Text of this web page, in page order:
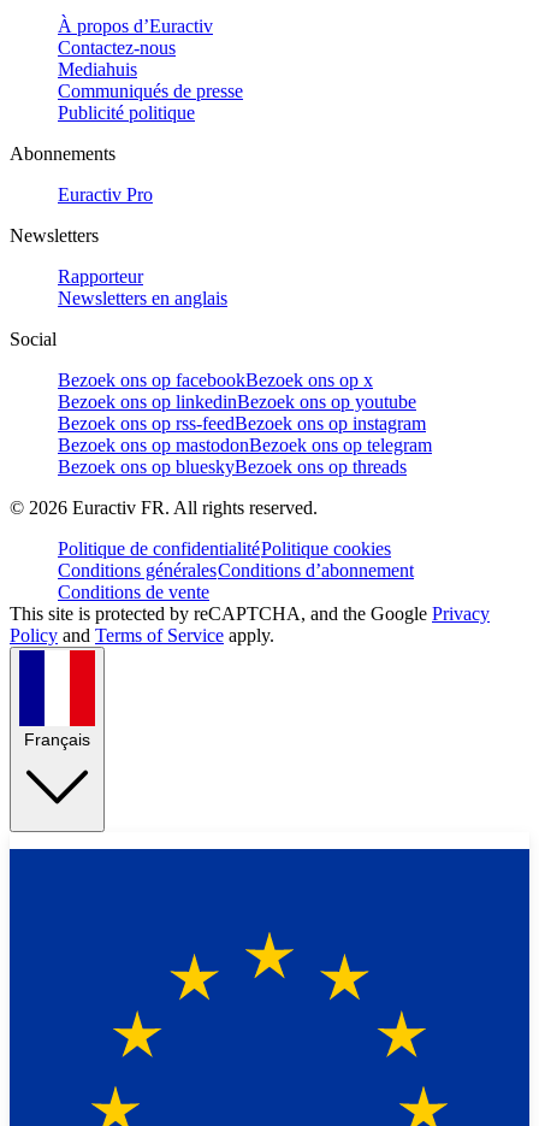
À propos d’Euractiv
Contactez-nous
Mediahuis
Communiqués de presse
Publicité politique
Abonnements
Euractiv Pro
Newsletters
Rapporteur
Newsletters en anglais
Social
Bezoek ons op facebookBezoek ons op x
Bezoek ons op linkedinBezoek ons op youtube
Bezoek ons op rss-feedBezoek ons op instagram
Bezoek ons op mastodonBezoek ons op telegram
Bezoek ons op blueskyBezoek ons op threads
© 2026 Euractiv FR. All rights reserved.
Politique de confidentialitéPolitique cookies
Conditions généralesConditions d’abonnement
Conditions de vente
This site is protected by reCAPTCHA, and the Google Privacy
Policy and Terms of Service apply.
Français